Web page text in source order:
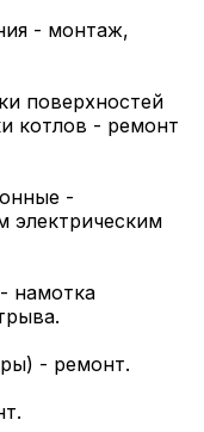
- монтаж,
поверхностей
котлов - ремонт
-
электрическим
намотка
- ремонт.